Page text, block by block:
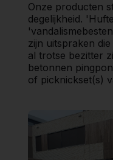
Onze producten
degelijkheid.
zijn uitspraken
al trotse bezitter
betonnen
of picknickset(s)